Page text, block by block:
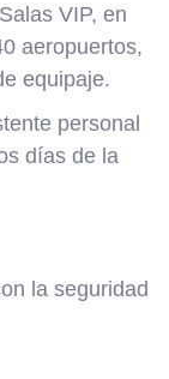
VIP, en
aeropuertos,
equipaje.
personal
días de la
la seguridad